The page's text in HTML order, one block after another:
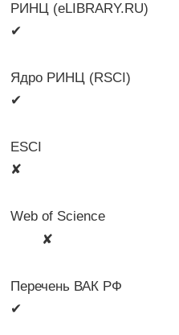
РИНЦ (eLIBRARY.RU)
✔
Ядро РИНЦ (RSCI)
✔
ESCI
✘
Web of Science
✘
Перечень ВАК РФ
✔